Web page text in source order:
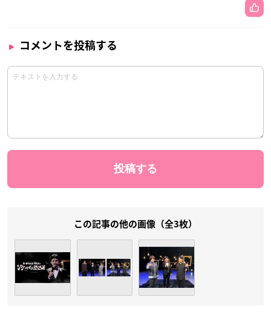
コメントを投稿する
この記事の他の画像（全3枚）